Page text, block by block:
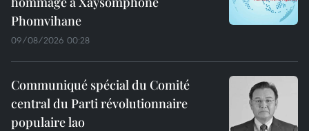
Phomvihane
09/08/2026 00:28
Communiqué spécial du Comité
central du Parti révolutionnaire
populaire lao